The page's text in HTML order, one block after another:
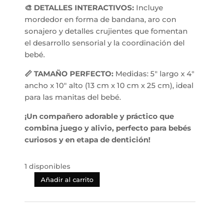
🎨 DETALLES INTERACTIVOS: Incluye
mordedor en forma de bandana, aro con
sonajero y detalles crujientes que fomentan
el desarrollo sensorial y la coordinación del
bebé.
📏 TAMAÑO PERFECTO: Medidas: 5″ largo x 4″
ancho x 10″ alto (13 cm x 10 cm x 25 cm), ideal
para las manitas del bebé.
¡Un compañero adorable y práctico que
combina juego y alivio, perfecto para bebés
curiosos y en etapa de dentición!
1 disponibles
Peluche
Añadir al carrito